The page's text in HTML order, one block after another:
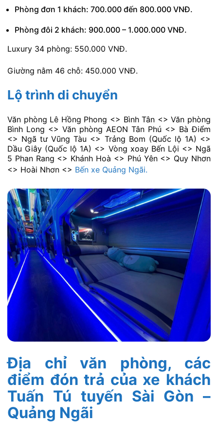
Phòng đơn 1 khách: 700.000 đến 800.000 VNĐ.
Phòng đôi 2 khách: 900.000 – 1.000.000 VNĐ.
Luxury 34 phòng: 550.000 VNĐ.
Giường nằm 46 chỗ: 450.000 VNĐ.
Lộ trình di chuyển
Văn phòng Lê Hồng Phong <> Bình Tân <> Văn phòng
Bình Long <> Văn phòng AEON Tân Phú <> Bà Điểm
<> Ngã tư Vũng Tàu <> Trảng Bom (Quốc lộ 1A) <>
Dầu Giây (Quốc lộ 1A) <> Vòng xoay Bến Lội <> Ngã
5 Phan Rang <> Khánh Hoà <> Phú Yên <> Quy Nhơn
<> Hoài Nhơn <> Bến xe Quảng Ngãi.
Địa chỉ văn phòng, các
điểm đón trả của xe khách
Tuấn Tú tuyến Sài Gòn –
Quảng Ngãi